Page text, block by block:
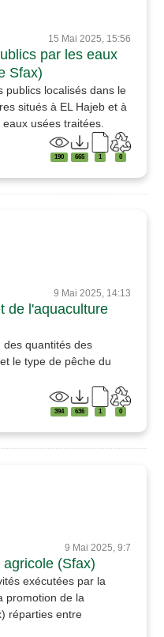
15 Mai 2025, 15:56
par les eaux
Sfax)
publics localisés dans le
situés à EL Hajeb et à
usées traitées.
190 665 1 0
9 Mai 2025, 14:13
de l'aquaculture
quantités des
le type de pêche du
394 636 1 0
9 Mai 2025, 9:7
(Sfax)
exécutées par la
promotion de la
réparties entre